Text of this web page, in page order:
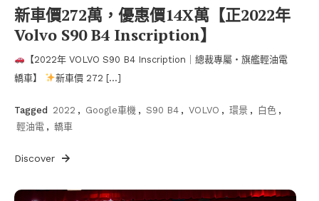
新車價272萬，優惠價14X萬【正2022年
Volvo S90 B4 Inscription】
【2022年 VOLVO S90 B4 Inscription｜總裁專屬・旗艦輕油電
轎車】
新車價 272 […]
Tagged 2022 , Google車機 , S90 B4 , VOLVO , 環景 , 白色 ,
輕油電 , 轎車
Discover